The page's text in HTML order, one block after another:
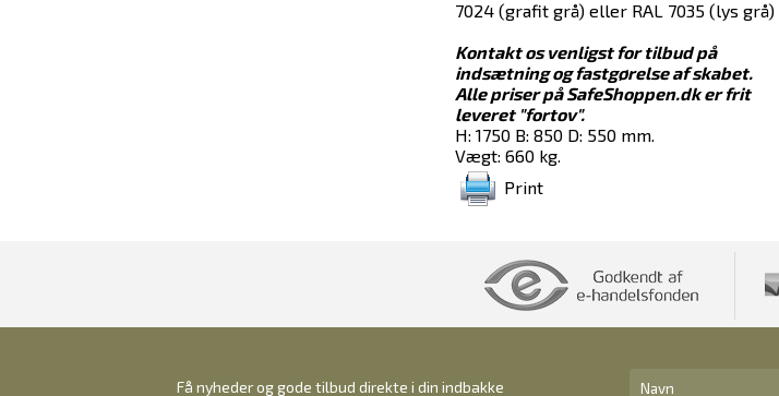
7024 (grafit grå) eller RAL 7035 (lys grå)
Kontakt os venligst for tilbud på
indsætning og fastgørelse af skabet.
Alle priser på SafeShoppen.dk er frit
leveret "fortov".
H: 1750 B: 850 D: 550 mm.
Vægt: 660 kg.
Print
Få nyheder og gode tilbud direkte i din indbakke